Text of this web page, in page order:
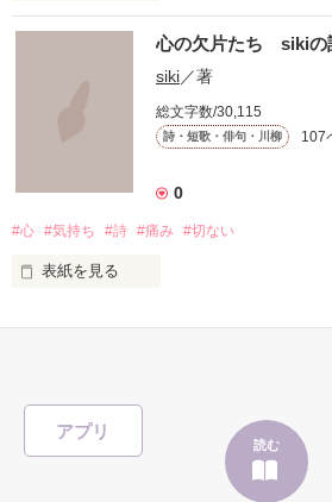
アプリ
読む
胸キュンな台詞を読んで、
たくさん妄想しちゃってください
１冊にまとめて欲しいとの声があったの
パート２の台詞を、
厳選してこちらに収録しました。
作品を読む
     何もかもが
☆週間少年χ烈火６３号さま☆
心の欠片たち sikiの
siki／著
総文字数/30,115
詩・短歌・俳句・川柳 107
0
#心 #気持ち #詩 #痛み #切ない
表紙を見る
数が多くなったので、一応完結させま